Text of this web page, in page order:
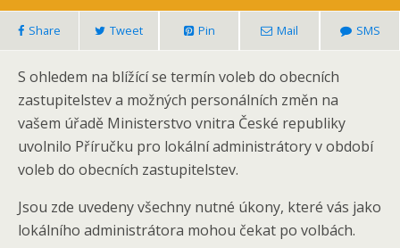
Share Tweet Pin Mail SMS
S ohledem na blížící se termín voleb do obecních
zastupitelstev a možných personálních změn na
vašem úřadě Ministerstvo vnitra České republiky
uvolnilo Příručku pro lokální administrátory v období
voleb do obecních zastupitelstev.
Jsou zde uvedeny všechny nutné úkony, které vás jako
lokálního administrátora mohou čekat po volbách.